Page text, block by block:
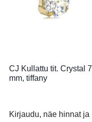
CJ Kullattu tit. Crystal 7
mm, tiffany
Kirjaudu, näe hinnat ja